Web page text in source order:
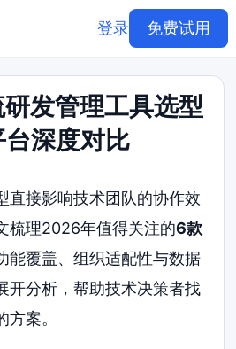
登录 免费试用
发管理工具选型
深度对比
直接影响技术团队的协作效
梳理2026年值得关注的6款
能覆盖、组织适配性与数据
开分析，帮助技术决策者找
案。